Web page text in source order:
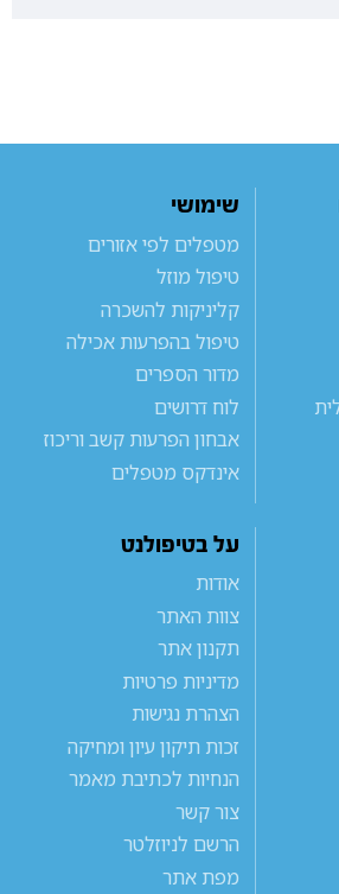
שימושי
מטפלים לפי אזורים
טיפול מוזל
קליניקות להשכרה
טיפול בהפרעות אכילה
מדור הספרים
לוח דרושים
אבחון הפרעות קשב וריכוז
אינדקס מטפלים
על בטיפולנט
אודות
צוות האתר
תקנון אתר
מדיניות פרטיות
הצהרת נגישות
זכות תיקון עיון ומחיקה
הנחיות לכתיבת מאמר
צור קשר
הרשם לניוזלטר
מפת אתר